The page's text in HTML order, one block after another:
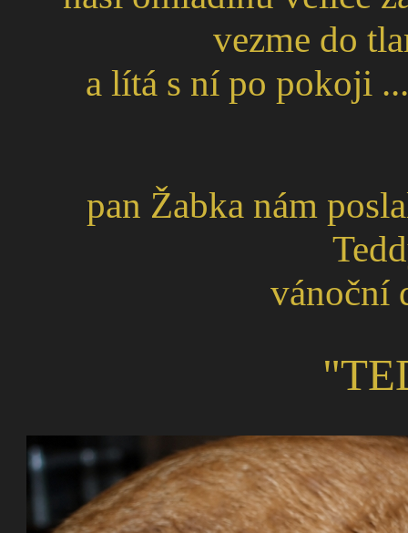
vezme do
a lítá s ní po pokoji
pan Žabka nám
vánoční